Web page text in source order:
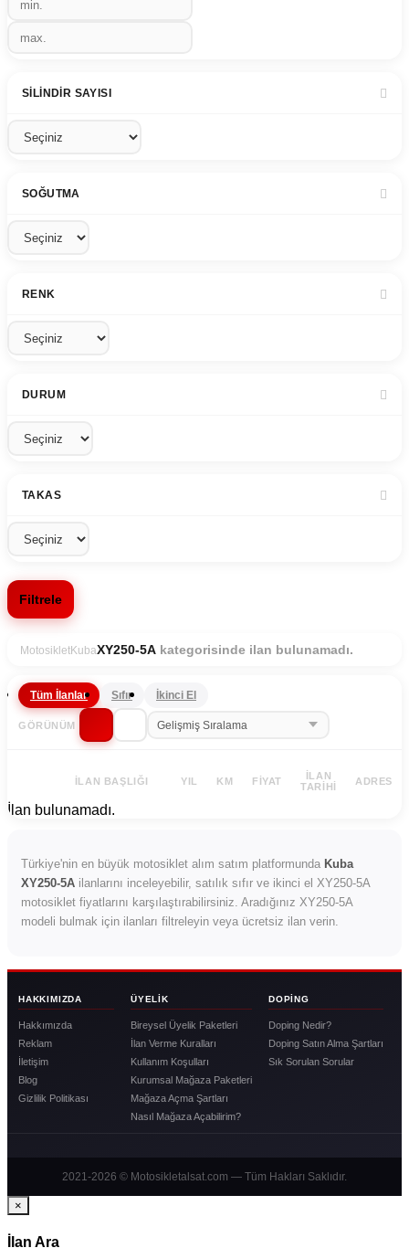
SILINDIR SAYISI
SOĞUTMA
RENK
DURUM
TAKAS
Filtrele
MotosikletKubaXY250-5A kategorisinde ilan bulunamadı.
Tüm İlanlar Sıfır İkinci El
GÖRÜNÜM
İLAN BAŞLIĞI YIL KM FIYAT
İLAN
TARIHI
ADRES
İlan bulunamadı.
Türkiye'nin en büyük motosiklet alım satım platformunda Kuba
XY250-5A ilanlarını inceleyebilir, satılık sıfır ve ikinci el XY250-5A
motosiklet fiyatlarını karşılaştırabilirsiniz. Aradığınız XY250-5A
modeli bulmak için ilanları filtreleyin veya ücretsiz ilan verin.
HAKKIMIZDA
Hakkımızda
Reklam
İletişim
Blog
Gizlilik Politikası
ÜYELIK
Bireysel Üyelik Paketleri
İlan Verme Kuralları
Kullanım Koşulları
Kurumsal Mağaza Paketleri
Mağaza Açma Şartları
Nasıl Mağaza Açabilirim?
DOPING
Doping Nedir?
Doping Satın Alma Şartları
Sık Sorulan Sorular
2021-2026 © Motosikletalsat.com — Tüm Hakları Saklıdır.
×
İlan Ara